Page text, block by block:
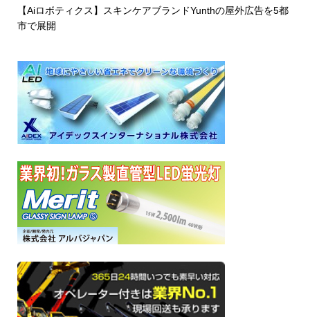
【Aiロボティクス】スキンケアブランドYunthの屋外広告を5都
市で展開